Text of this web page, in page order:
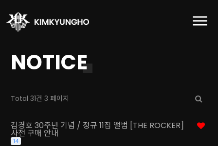
NOTICE
Total 31건 3 페이지
김경호 30주년 기념 / 정규 11집 앨범 [THE ROCKER]
사전 구매 안내
14